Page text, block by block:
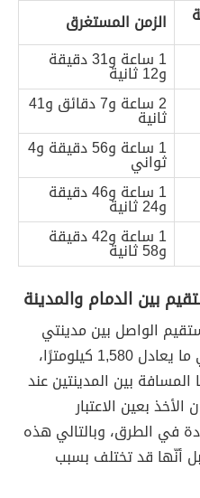
الزمن المستغرق
1 ساعة و31 دقيقة
و12 ثانية
2 ساعة و7 دقائق و41
ثانية
1 ساعة و56 دقيقة و4
ثواني
1 ساعة و46 دقيقة
و24 ثانية
1 ساعة و42 دقيقة
و58 ثانية
بين الدمام والمدينة
الواصل بين مدينتي
الدمام والمدينة 981.1 ميل، أي ما يعادل 1,580 كيلومترًا،
بين المدينتين عند
بعين الاعتبار
في الطرق، وبالتالي هذه
أنّها قد تختلف بسبب